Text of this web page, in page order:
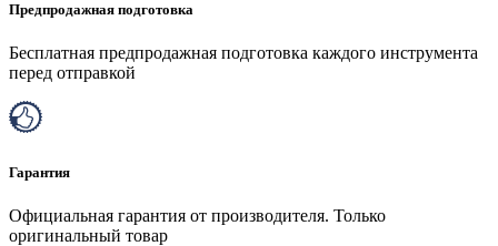
Предпродажная подготовка
Бесплатная предпродажная подготовка каждого инструмента
перед отправкой
Гарантия
Официальная гарантия от производителя. Только
оригинальный товар